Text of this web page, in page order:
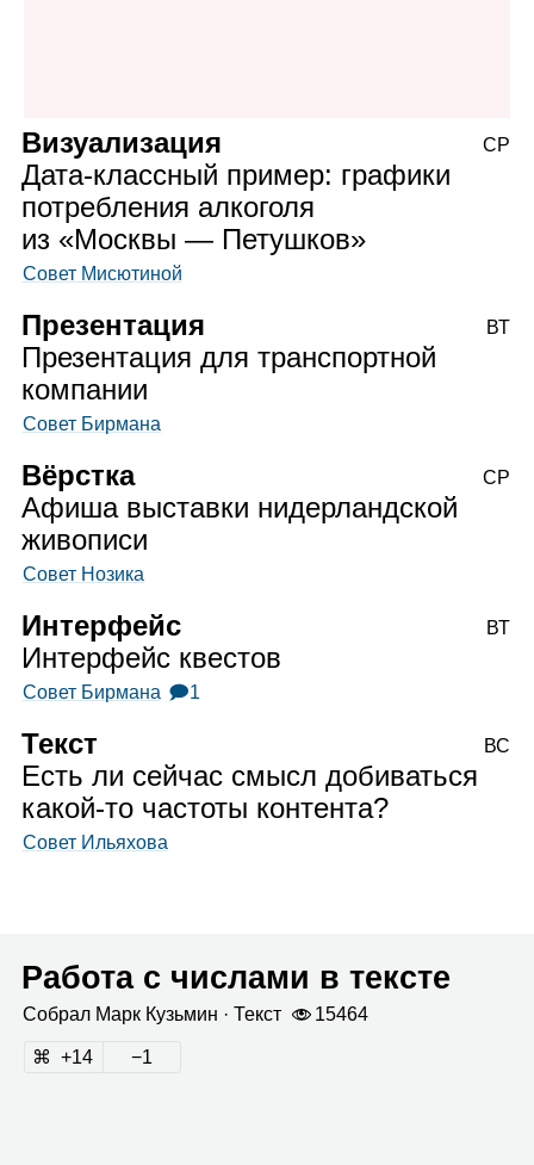
Визуализация
Дата‑классный пример: графики
потребления алкоголя
из «Москвы — Петушков»
Совет Мисютиной
СР
Презентация
Презентация для транспортной
компании
Совет Бирмана
ВТ
Вёрстка
Афиша выставки нидерландской
живописи
Совет Нозика
СР
Интерфейс
Интерфейс квестов
Совет Бирмана 🗩1
ВТ
Текст
Есть ли сейчас смысл добиваться
какой‑то частоты контента?
Совет Ильяхова
ВС
Работа с числами в тексте
Собрал Марк Кузь­мин · Текст 15464
14 1